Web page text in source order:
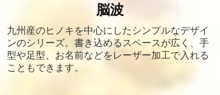
脳波
九州産のヒノキを中心にしたシンプルなデザイ
ンのシリーズ。書き込めるスペースが広く、手
型や足型、お名前などをレーザー加工で入れる
こともできます。